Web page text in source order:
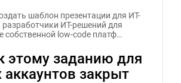
шаблон презентации для ИТ-
ИТ-решений для
собственной low-code платф…
этому заданию для
аккаунтов закрыт